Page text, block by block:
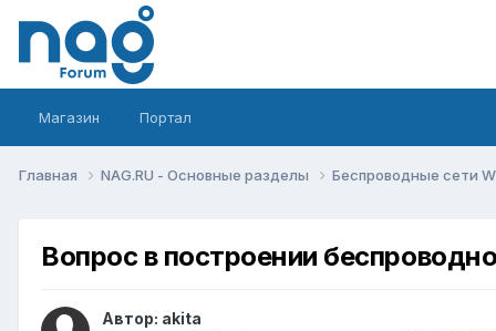
Магазин Портал
Главная NAG.RU - Основные разделы Беспроводные сети
Вопрос в построении
Автор: akita